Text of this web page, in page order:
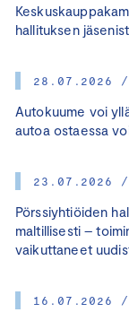
hallituksen
28.07.2026 /
Autokuume voi
autoa ostaessa
23.07.2026 /
Pörssiyhtiöiden
maltillisesti –
vaikuttaneet
16.07.2026 /